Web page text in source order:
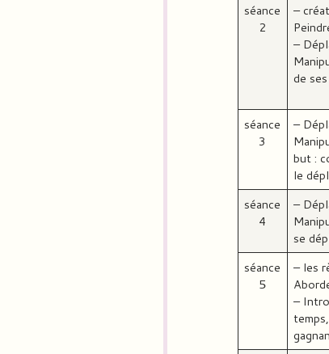
séance
2
–
–
de
séance
3
–
but :
le
séance
4
–
se
séance
5
– les
–